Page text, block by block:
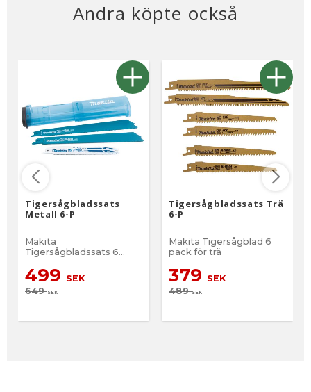
Andra köpte också
Tigersågbladssats
Metall 6-P
Makita
Tigersågbladssats 6
499 SEK
649SEK
Tigersågbladssats Trä
6-P
Makita Tigersågblad 6
pack för trä
379 SEK
489SEK